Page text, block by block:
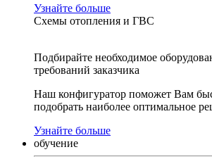
Узнайте больше
Схемы отопления и ГВС
Подбирайте необходимое
требований заказчика
Наш конфигуратор поможет Вам
подобрать наиболее оптимальное
Узнайте больше
обучение